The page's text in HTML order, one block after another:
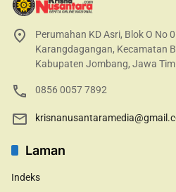
Perumahan KD Asri, Blok O No
Karangdagangan, Kecamatan
Kabupaten Jombang, Jawa
0856 0057 7892
Laman
Indeks